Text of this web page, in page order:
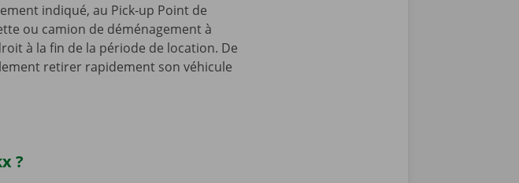
indiqué, au Pick-up Point de
ou camion de déménagement à
à la fin de la période de location. De
retirer rapidement son véhicule
?